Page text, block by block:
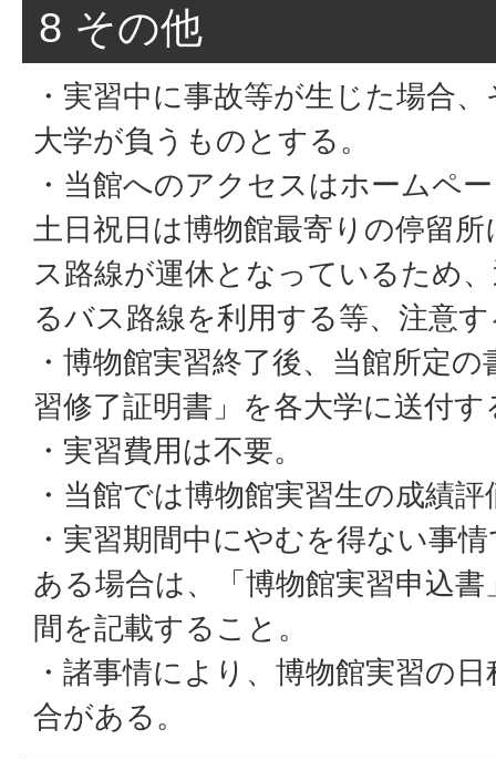
8 その他
・実習中に事故等が生じた場合
大学が負うものとする。
・当館へのアクセスはホームペ
土日祝日は博物館最寄りの停留
ス路線が運休となっているため
るバス路線を利用する等、注意
・博物館実習終了後、当館所定
習修了証明書」を各大学に送付す
・実習費用は不要。
・当館では博物館実習生の成績
・実習期間中にやむを得ない事
ある場合は、「博物館実習申込
間を記載すること。
・諸事情により、博物館実習の
合がある。